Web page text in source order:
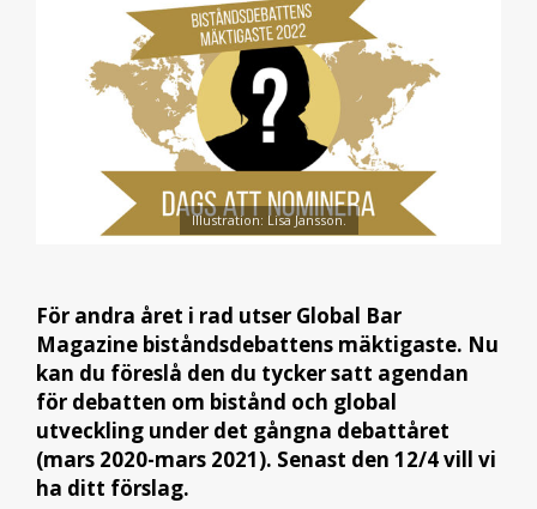
Illustration: Lisa Jansson.
För andra året i rad utser Global Bar
Magazine biståndsdebattens mäktigaste. Nu
kan du föreslå den du tycker satt agendan
för debatten om bistånd och global
utveckling under det gångna debattåret
(mars 2020-mars 2021). Senast den 12/4 vill vi
ha ditt förslag.